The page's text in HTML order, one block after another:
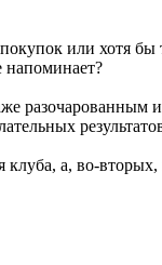
или хотя
напоминает?
а, во-вторых,